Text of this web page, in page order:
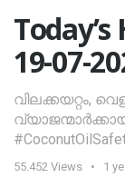
19-07-
വിലക്കയറ്റം,
55.452 Views 1